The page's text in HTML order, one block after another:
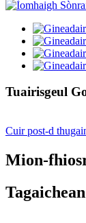
Tuairisgeul
Cuir post-d
Mion-